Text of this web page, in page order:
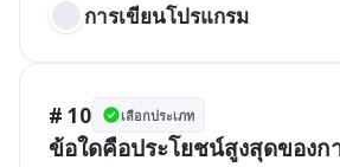
การเขียนโปรแกรม
# 10 เลือกประเภท
ข้อใดคือประโยชน์สูงสุดของ